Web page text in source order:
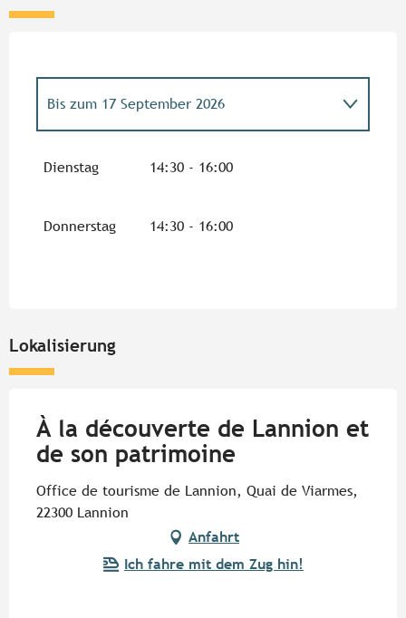
Bis zum 17 September 2026
22 Oktober 2026
Dienstag 14:30 - 16:00
Donnerstag 14:30 - 16:00
Lokalisierung
À la découverte de Lannion et
de son patrimoine
Office de tourisme de Lannion, Quai de Viarmes,
22300 Lannion
Anfahrt
Ich fahre mit dem Zug hin!